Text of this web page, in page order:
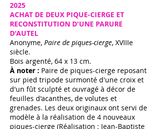
2025
ACHAT DE DEUX PIQUE-CIERGE ET
RECONSTITUTION D'UNE PARURE
D'AUTEL
Anonyme, Paire de piques-cierge, XVIIIe
siècle.
Bois argenté, 64 x 13 cm.
À noter : Paire de piques-cierge reposant
sur pied tripode surmonté d'une croix et
d'un fût sculpté et ouvragé à décor de
feuilles d'acanthes, de volutes et
grenades. Les deux originaux ont servi de
modèle à la réalisation de 4 nouveaux
piques-cierge (Réalisation : Jean-Baptiste